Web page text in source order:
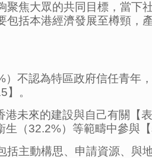
焦大眾的共同目標，當
括本港經濟發展至樽頸
不認為特區政府信任青年
】。
未來的建設與自己有關【
（32.2%）等範疇中參與【
主動構思、申請資源、